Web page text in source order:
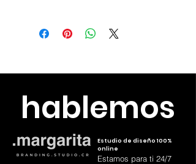
7288-6907
hablemos
Estudio de diseño 100%
online
Estamos para ti 24/7